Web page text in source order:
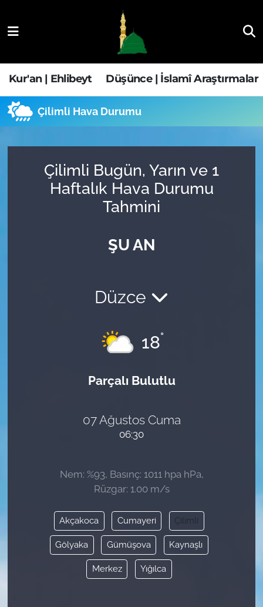
Kur'an | Ehlibeyt Düşünce | İslamî Araştırmalar
Çilimli Hava Durumu
Çilimli Bugün, Yarın ve 1
Haftalık Hava Durumu
Tahmini
ŞU AN
Düzce
18°
Parçalı Bulutlu
07 Ağustos Cuma
06:30
Nem: %93, Basınç: 1011 hpa hPa,
Rüzgar: 1.00 m/s
Akçakoca Cumayeri Çilimli
Gölyaka Gümüşova Kaynaşlı
Merkez Yığılca
Düşünce | İslamî Araştırmalar
Ehla-Der Haber
Fıkıh | Ahkam
Hava Durumu
Trafik Durumu
Tüm Manşetler
Son Dakika Haberleri